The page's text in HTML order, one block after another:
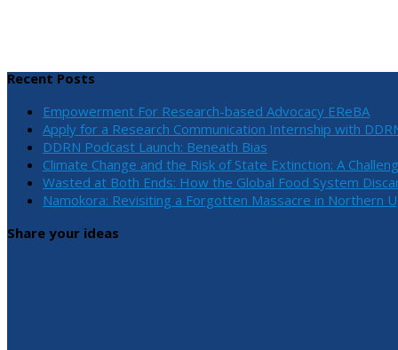
Recent Posts
Empowerment For Research-based Advocacy EReBA
Apply for a Research Communication Internship with
DDRN Podcast Launch: Beneath Bias
Climate Change and the Risk of State Extinction: A
Wasted at Both Ends: How the Global Food System
Namokora: Revisiting a Forgotten Massacre in Northern
Share your ideas